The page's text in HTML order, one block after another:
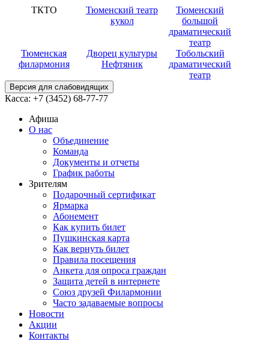
ТКТО
Тюменский театр
кукол
Тюменский
большой
драматический
театр
Тюменская
филармония
Дворец культуры
Нефтяник
Тобольский
драматический
театр
Версия для слабовидящих
Касса: +7 (3452) 68-77-77
Афиша
О нас
Объединение
Команда
Документы и отчеты
График работы
Зрителям
Подарочный сертификат
Ярмарка
Абонемент
Как купить билет
Пушкинская карта
Как вернуть билет
Правила посещения
Анкета для опроса граждан
Защита детей в интернете
Союз друзей Филармонии
Часто задаваемые вопросы
Новости
Акции
Контакты